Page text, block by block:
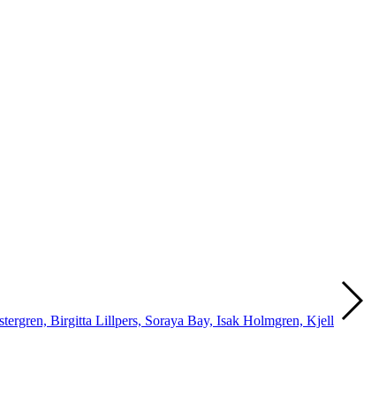
Birgitta Lillpers, Soraya Bay, Isak Holmgren, Kjell